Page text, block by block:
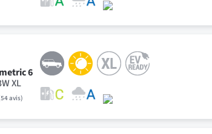
6
XL
54avis